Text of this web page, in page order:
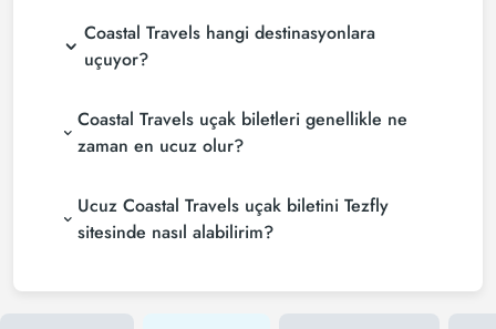
Coastal Travels hangi destinasyonlara
uçuyor?
Coastal Travels uçak biletleri genellikle ne
zaman en ucuz olur?
Ucuz Coastal Travels uçak biletini Tezfly
sitesinde nasıl alabilirim?